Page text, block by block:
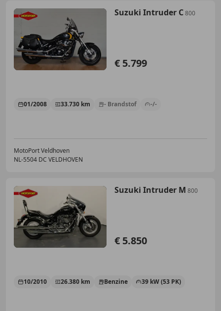
Suzuki Intruder C800
€ 5.799
01/2008 33.730 km - Brandstof -/-
MotoPort Veldhoven
NL-5504 DC VELDHOVEN
Suzuki Intruder M 800
€ 5.850
10/2010 26.380 km Benzine 39 kW (53 PK)